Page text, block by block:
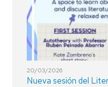
20/03/2026
Nueva sesión del